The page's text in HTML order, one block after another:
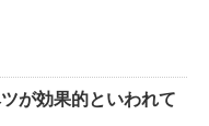
が効果的といわれて